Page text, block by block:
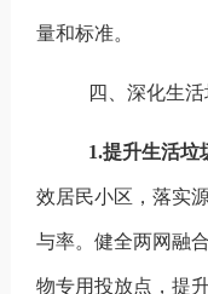
量和标准。
四、深化生
1.提升生活垃
效居民小区，落实
与率。健全两网融
物专用投放点，提